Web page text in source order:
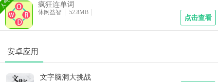
疯狂连单词
休闲益智 52.8MB
点击查看
安卓应用
文字脑洞大挑战